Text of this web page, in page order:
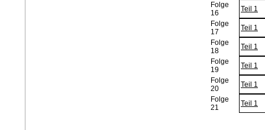
Folge
16
Teil 1
Folge
17
Teil 1
Folge
18
Teil 1
Folge
19
Teil 1
Folge
20
Teil 1
Folge
21
Teil 1